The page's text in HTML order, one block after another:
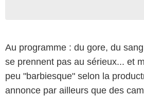
Au programme : du gore, du
se prennent pas au sérieux... et
peu "barbiesque" selon la
annonce par ailleurs que des